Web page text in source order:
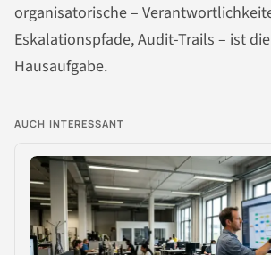
organisatorische –
Eskalationspfade, Audit-Trails – ist
Hausaufgabe.
AUCH INTERESSANT